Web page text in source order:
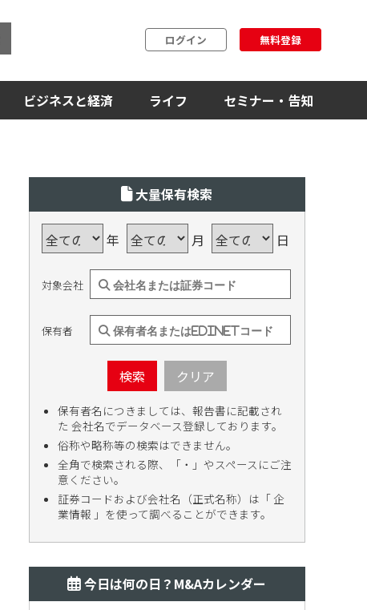
ログイン 無料登録
ビジネスと経済 ライフ セミナー・告知
大量保有検索
年 月 日
対象会社
保有者
検索 クリア
保有者名につきましては、報告書に記載され
た 会社名でデータベース登録しております。
俗称や略称等の検索はできません。
全角で検索される際、「・」やスペースにご注
意ください。
証券コードおよび会社名（正式名称）は「 企
業情報 」を使って調べることができます。
今日は何の日？M&Aカレンダー